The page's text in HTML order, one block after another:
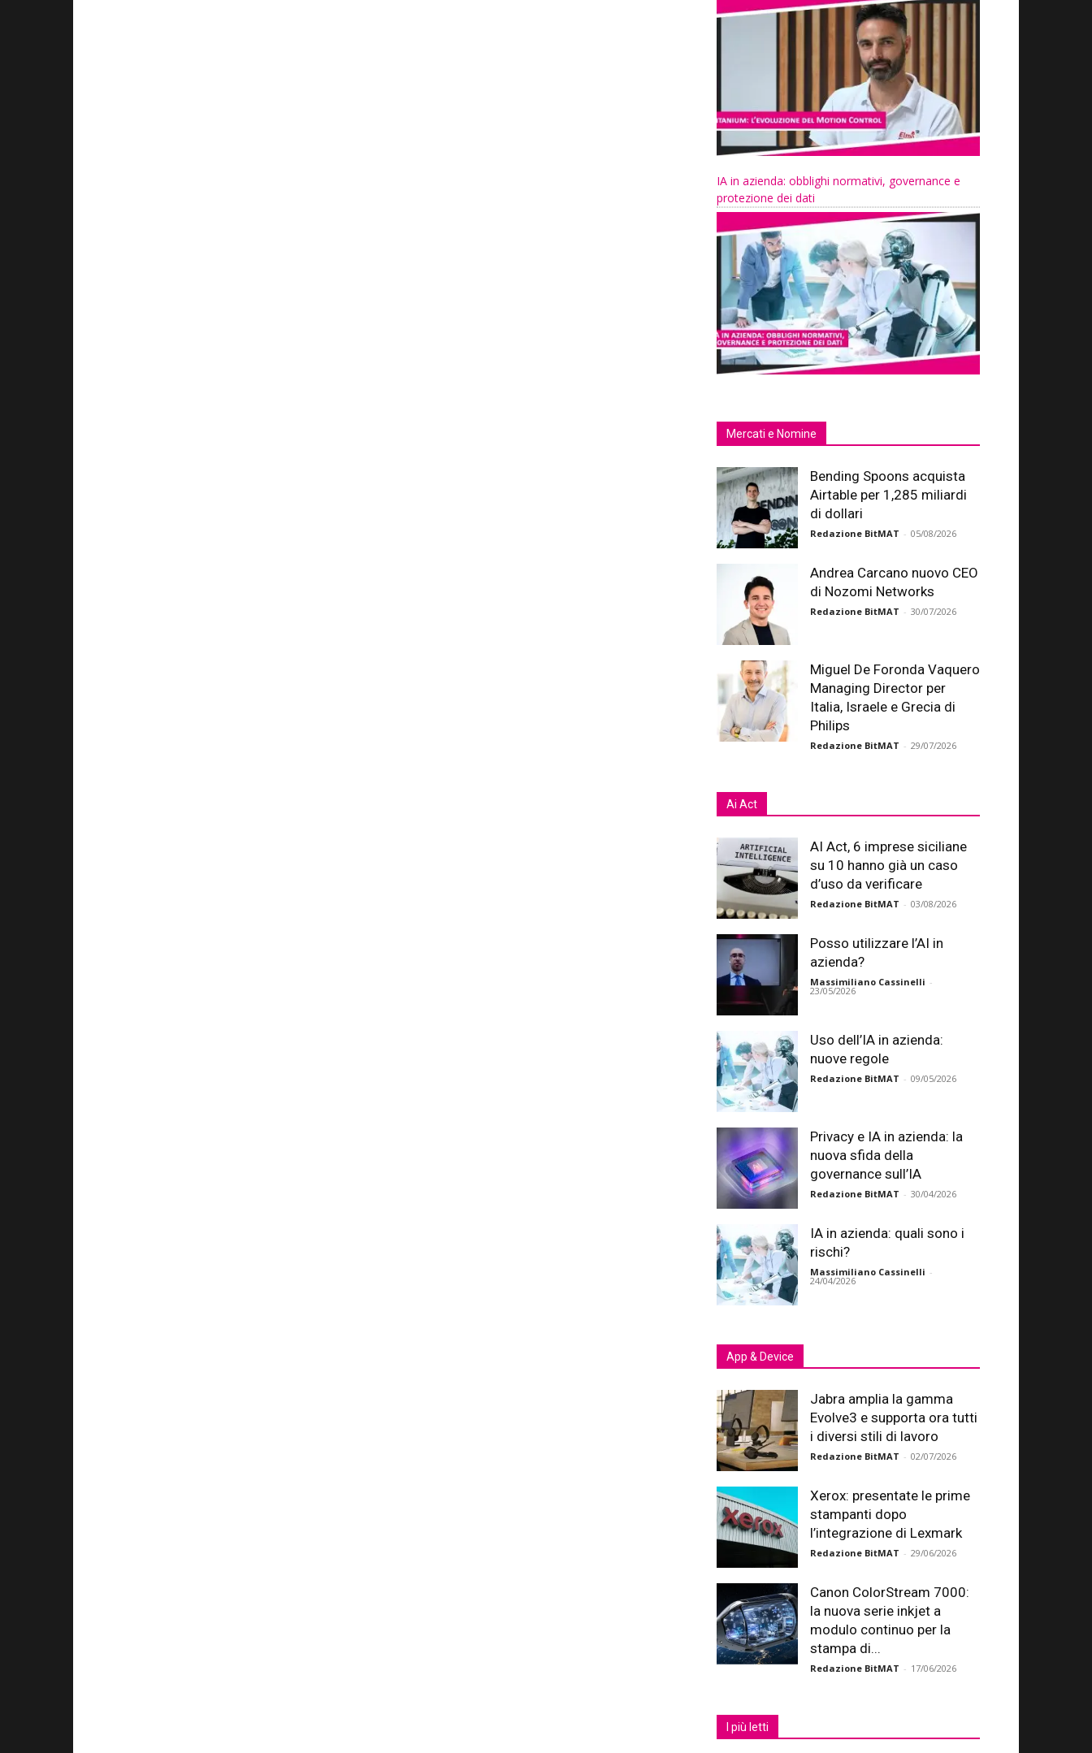
IA in azienda: obblighi normativi, governance e
protezione dei dati
Mercati e Nomine
Bending Spoons acquista
Airtable per 1,285 miliardi
di dollari
Redazione BitMAT - 05/08/2026
Andrea Carcano nuovo CEO
di Nozomi Networks
Redazione BitMAT - 30/07/2026
Miguel De Foronda Vaquero
Managing Director per
Italia, Israele e Grecia di
Philips
Redazione BitMAT - 29/07/2026
Ai Act
AI Act, 6 imprese siciliane
su 10 hanno già un caso
d’uso da verificare
Redazione BitMAT - 03/08/2026
Posso utilizzare l’AI in
azienda?
Massimiliano Cassinelli -
23/05/2026
Uso dell’IA in azienda:
nuove regole
Redazione BitMAT - 09/05/2026
Privacy e IA in azienda: la
nuova sfida della
governance sull’IA
Redazione BitMAT - 30/04/2026
IA in azienda: quali sono i
rischi?
Massimiliano Cassinelli -
24/04/2026
App & Device
Jabra amplia la gamma
Evolve3 e supporta ora tutti
i diversi stili di lavoro
Redazione BitMAT - 02/07/2026
Xerox: presentate le prime
stampanti dopo
l’integrazione di Lexmark
Redazione BitMAT - 29/06/2026
Canon ColorStream 7000:
la nuova serie inkjet a
modulo continuo per la
stampa di...
Redazione BitMAT - 17/06/2026
I più letti